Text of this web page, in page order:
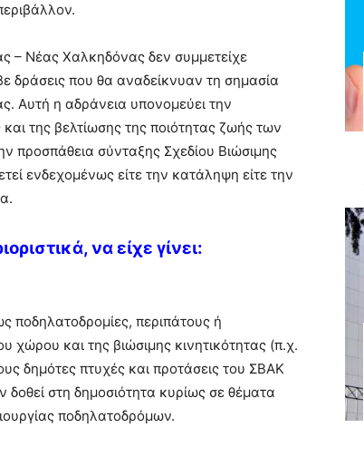
– Νέας Χαλκηδόνας δεν συμμετείχε
δράσεις που θα αναδείκνυαν τη σημασία
Αυτή η αδράνεια υπονομεύει την
της βελτίωσης της ποιότητας ζωής των
προσπάθεια σύνταξης Σχεδίου Βιώσιμης
ενδεχομένως είτε την κατάληψη είτε την
να είχε γίνει:
ποδηλατοδρομίες, περιπάτους ή
χώρου και της βιώσιμης κινητικότητας (π.χ.
δημότες πτυχές και προτάσεις του ΣΒΑΚ
δοθεί στη δημοσιότητα κυρίως σε θέματα
ποδηλατοδρόμων.